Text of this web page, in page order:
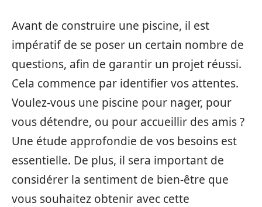
Avant de construire une piscine, il est
impératif de se poser un certain nombre de
questions, afin de garantir un projet réussi.
Cela commence par identifier vos attentes.
Voulez-vous une piscine pour nager, pour
vous détendre, ou pour accueillir des amis ?
Une étude approfondie de vos besoins est
essentielle. De plus, il sera important de
considérer la sentiment de bien-être que
vous souhaitez obtenir avec cette